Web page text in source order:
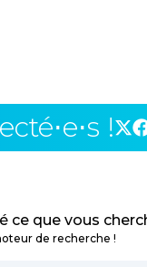
!
ce que vous
de recherche !